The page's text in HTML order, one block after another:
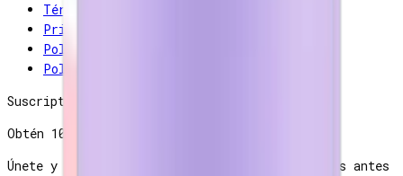
Términos y condiciones
Privacidad
Política de reembolso
Política de cancelaciones
Suscriptores Reelance
Obtén 10% OFF
Únete y recibe descuentos, consejos y novedades antes